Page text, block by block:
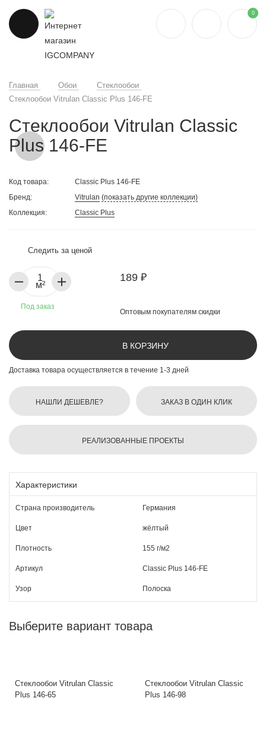
0
Главная Обои
Стеклообои
Стеклообои Vitrulan Classic Plus 146-FE
Стеклообои Vitrulan Classic
Plus 146-FE
Код товара:
Classic Plus 146-FE
Бренд:
Vitrulan (показать другие коллекции)
Коллекция:
Classic Plus
Следить за ценой
189 ₽
Оптовым покупателям скидки
м²
Под заказ
В КОРЗИНУ
Доставка товара осуществляется в течение 1-3 дней
НАШЛИ ДЕШЕВЛЕ? ЗАКАЗ В ОДИН КЛИК
РЕАЛИЗОВАННЫЕ ПРОЕКТЫ
Характеристики
Страна производитель Германия
Цвет жёлтый
Плотность 155 г/м2
Артикул Classic Plus 146-FE
Узор Полоска
Выберите вариант товара
Стеклообои Vitrulan Classic
Plus 146-65
Стеклообои Vitrulan Classic
Plus 146-98